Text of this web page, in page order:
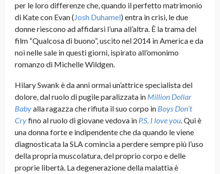
per le loro differenze che, quando il perfetto matrimonio
di Kate con Evan (Josh Duhamel) entra in crisi, le due
donne riescono ad affidarsi l’una all’altra. È la trama del
film “Qualcosa di buono”, uscito nel 2014 in America e da
noi nelle sale in questi giorni, ispirato all’omonimo
romanzo di Michelle Wildgen.
Hilary Swank è da anni ormai un’attrice specialista del
dolore, dal ruolo di pugile paralizzata in Million Dollar
Babyalla ragazza che rifiuta il suo corpo in Boys Don’t
Cryfino al ruolo di giovane vedova in P.S. I love you. Qui è
una donna forte e indipendente che da quando le viene
diagnosticata la SLA comincia a perdere sempre più l’uso
della propria muscolatura, del proprio corpo e delle
proprie libertà. La degenerazione della malattia è